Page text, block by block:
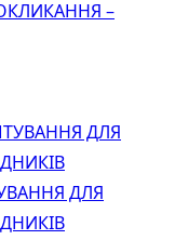
–
ДЛЯ